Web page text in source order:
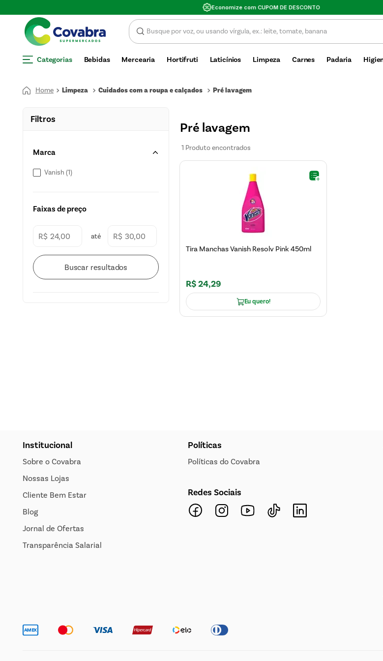
Valor mínimo de compra
Categorias Bebidas Mercearia Hortifruti Laticínios Limpeza Carnes Padaria
Limpeza Cuidados com a roupa e calçados Pré lavagem
Filtros
Marca
Vanish (1)
Faixas de preço
R$ R$
Pré lavagem
1 Produto
Tira Manchas Vanish Resolv Pink 450ml
R$24,29
Eu quero!
Institucional
Sobre o Covabra
Nossas Lojas
Cliente Bem Estar
Blog
Jornal de Ofertas
Transparência Salarial
Políticas
Políticas do Covabra
Redes Sociais